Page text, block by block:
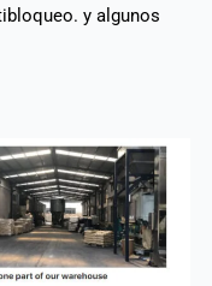
y algunos